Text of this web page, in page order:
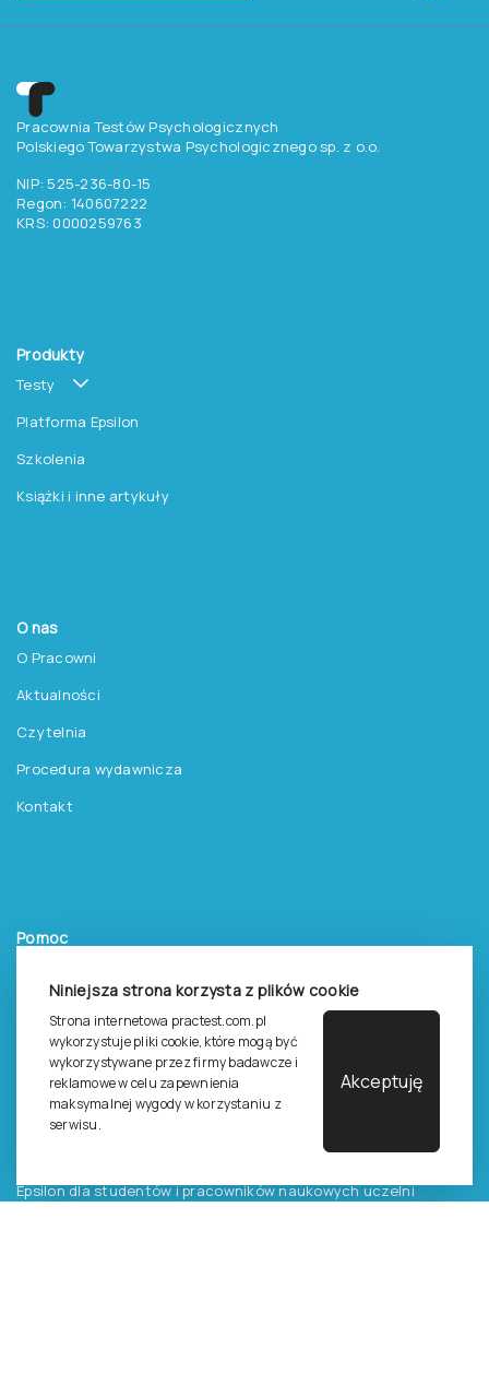
Niniejsza strona korzysta z plików cookie
Strona internetowa practest.com.pl
wykorzystuje pliki cookie, które mogą być
wykorzystywane przez firmy badawcze i
reklamowe w celu zapewnienia
maksymalnej wygody w korzystaniu z
serwisu.
Akceptuję
Pracownia Testów Psychologicznych
Polskiego Towarzystwa Psychologicznego sp. z o.o.
NIP: 525-236-80-15
Regon: 140607222
KRS: 0000259763
Produkty
Testy
Platforma Epsilon
Szkolenia
Książki i inne artykuły
O nas
O Pracowni
Aktualności
Czytelnia
Procedura wydawnicza
Kontakt
Pomoc
Zasady sprzedaży testów i książek
Zasady sprzedaży e-testów
Cennik i katalog
Zasady zapisów na szkolenia
Epsilon dla studentów i pracowników naukowych uczelni